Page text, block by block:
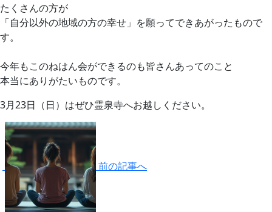
たくさんの方が
「自分以外の地域の方の幸せ」を願ってできあがったもので
す。
今年もこのねはん会ができるのも皆さんあってのこと
本当にありがたいものです。
3月23日（日）はぜひ霊泉寺へお越しください。
前の記事へ